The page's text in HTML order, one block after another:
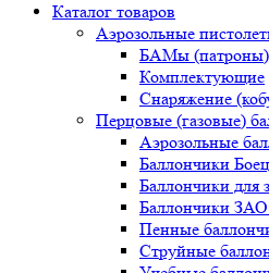
Каталог товаров
Аэрозольные
БАМы (патроны)
Комплектующие
Снаряжение
Перцовые (газовые)
Аэрозольные
Баллончики Боец
Баллончики для
Баллончики
Пенные
Струйные